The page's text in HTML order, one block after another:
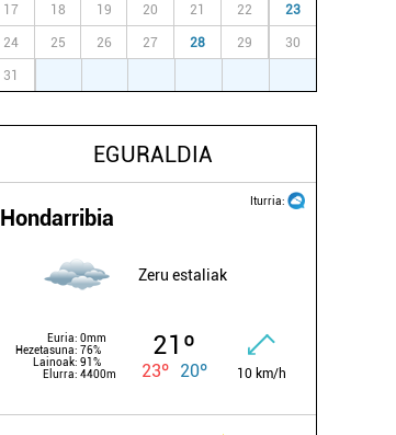
17 18 19 20 21 22 23
24 25 26 27 28 29 30
31
EGURALDIA
Iturria:
Hondarribia
Zeru estaliak
Euria: 0mm
Hezetasuna: 76%
Lainoak: 91%
Elurra: 4400m
21º
23º 20º 10 km/h